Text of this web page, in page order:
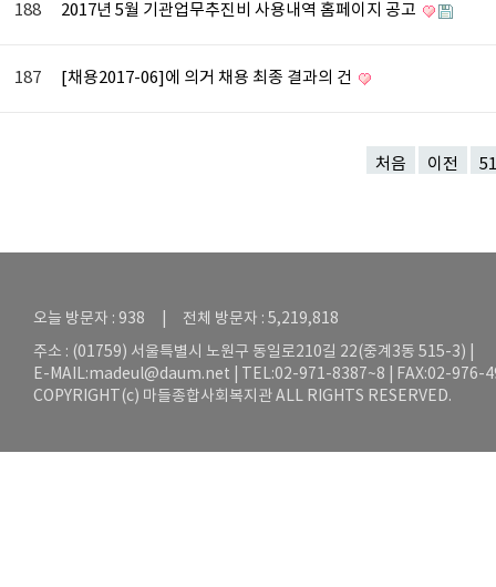
188 2017년 5월 기관업무추진비 사용내역 홈페이지 공고
187 [채용2017-06]에 의거 채용 최종 결과의 건
처음 이전 51
오늘 방문자 : 938 | 전체 방문자 : 5,219,818
주소 : (01759) 서울특별시 노원구 동일로210길 22(중계3동 515-3) |
E-MAIL:madeul@daum.net | TEL:02-971-8387~8 | FAX:02-976-
COPYRIGHT(c) 마들종합사회복지관 ALL RIGHTS RESERVED.